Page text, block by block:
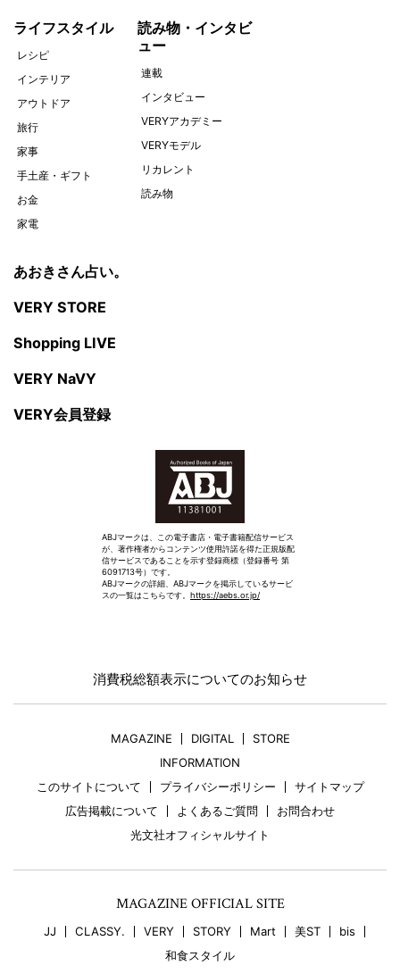
ライフスタイル
レシピ
インテリア
アウトドア
旅行
家事
手土産・ギフト
お金
家電
読み物・インタビ
ュー
連載
インタビュー
VERYアカデミー
VERYモデル
リカレント
読み物
あおきさん占い。
VERY STORE
Shopping LIVE
VERY NaVY
VERY会員登録
ABJマークは、この電子書店・電子書籍配信サービス
が、著作権者からコンテンツ使用許諾を得た正規版配
信サービスであることを示す登録商標（登録番号 第
6091713号）です。
ABJマークの詳細、ABJマークを掲示しているサービ
スの一覧はこちらです。 https://aebs.or.jp/
消費税総額表示についてのお知らせ
MAGAZINE DIGITAL
STORE
INFORMATION
このサイトについて
プライバシーポリシー
サイトマップ
広告掲載について
よくあるご質問
お問合わせ
光文社オフィシャルサイト
MAGAZINE OFFICIAL SITE
JJ CLASSY. VERY STORY Mart 美ST
bis
和食スタイル